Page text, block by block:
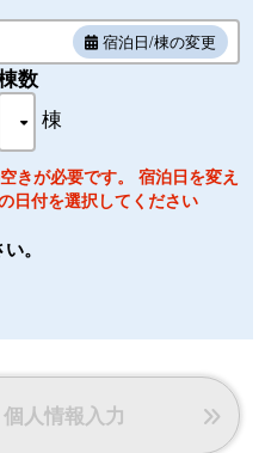
ントは快適そのもの。
個別トイレを設けて高いプ
ます
宿泊日/棟の変更
数
棟
きが必要です。 宿泊日を変え
日付を選択してください
。
人情報入力